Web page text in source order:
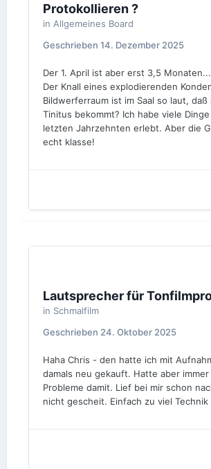
Protokollieren ?
in Allgemeines Board
Geschrieben 14. Dezember 2025
Der 1. April ist aber erst 3,5 Monaten...
Der Knall eines explodierenden
Bildwerferraum ist im Saal so laut, daß
Tinitus bekommt? Ich habe viele
letzten Jahrzehnten erlebt. Aber die
echt klasse!
Lautsprecher für
in Schmalfilm
Geschrieben 24. Oktober 2025
Haha Chris - den hatte ich mit
damals neu gekauft. Hatte aber
Probleme damit. Lief bei mir schon
nicht gescheit. Einfach zu viel Technik